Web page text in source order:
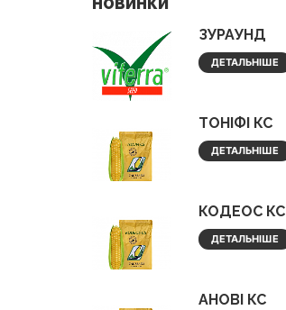
НОВИНКИ
ЗУРАУНД
ДЕТАЛЬНІШЕ
ТОНІФІ КС
ДЕТАЛЬНІШЕ
КОДЕОС КС
ДЕТАЛЬНІШЕ
АНОВІ КС